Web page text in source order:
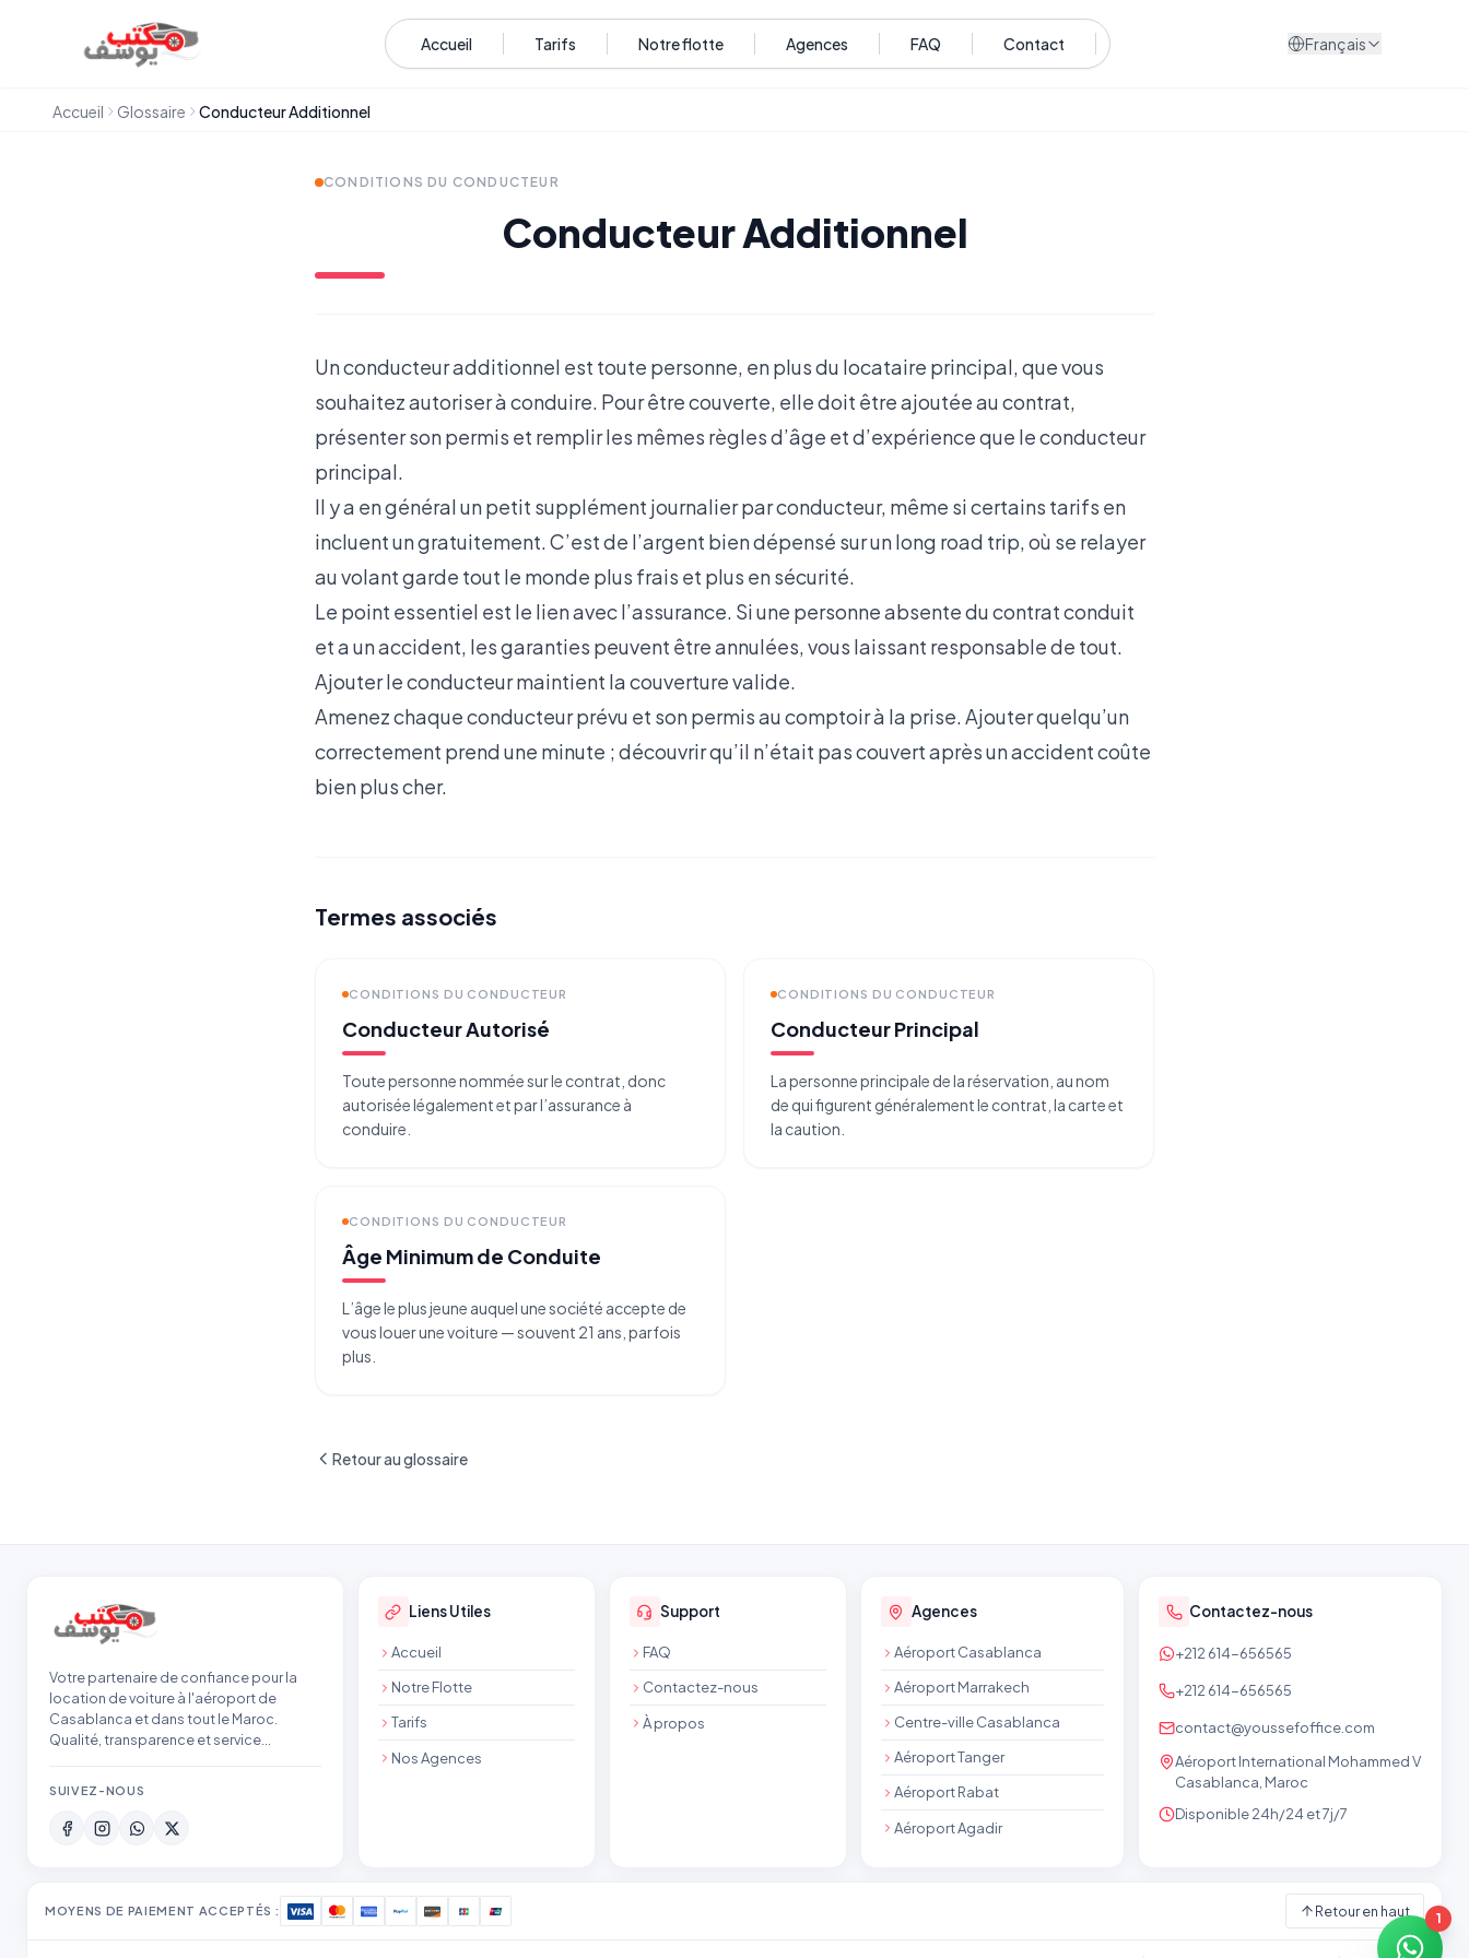
Accueil Tarifs Notre flotte Agences FAQ Contact Français
Accueil Glossaire Conducteur Additionnel
CONDITIONS DU CONDUCTEUR
Conducteur Additionnel
Un conducteur additionnel est toute personne, en plus du locataire principal, que vous
souhaitez autoriser à conduire. Pour être couverte, elle doit être ajoutée au contrat,
présenter son permis et remplir les mêmes règles d’âge et d’expérience que le conducteur
principal.
Il y a en général un petit supplément journalier par conducteur, même si certains tarifs en
incluent un gratuitement. C’est de l’argent bien dépensé sur un long road trip, où se relayer
au volant garde tout le monde plus frais et plus en sécurité.
Le point essentiel est le lien avec l’assurance. Si une personne absente du contrat conduit
et a un accident, les garanties peuvent être annulées, vous laissant responsable de tout.
Ajouter le conducteur maintient la couverture valide.
Amenez chaque conducteur prévu et son permis au comptoir à la prise. Ajouter quelqu’un
correctement prend une minute ; découvrir qu’il n’était pas couvert après un accident coûte
bien plus cher.
Termes associés
CONDITIONS DU CONDUCTEUR
Conducteur Autorisé
Toute personne nommée sur le contrat, donc
autorisée légalement et par l’assurance à
conduire.
CONDITIONS DU CONDUCTEUR
Conducteur Principal
La personne principale de la réservation, au nom
de qui figurent généralement le contrat, la carte et
la caution.
CONDITIONS DU CONDUCTEUR
Âge Minimum de Conduite
L’âge le plus jeune auquel une société accepte de
vous louer une voiture — souvent 21 ans, parfois
plus.
Retour au glossaire
Votre partenaire de confiance pour la
location de voiture à l'aéroport de
Casablanca et dans tout le Maroc.
Qualité, transparence et service
SUIVEZ-NOUS
Liens Utiles
Accueil
Notre Flotte
Tarifs
Nos Agences
Support
FAQ
Contactez-nous
À propos
Agences
Aéroport Casablanca
Aéroport Marrakech
Centre-ville Casablanca
Aéroport Tanger
Aéroport Rabat
Aéroport Agadir
Contactez-nous
+212 614-656565
+212 614-656565
contact@youssefoffice.com
Aéroport International Mohammed V
Casablanca, Maroc
Disponible 24h/24 et 7j/7
MOYENS DE PAIEMENT ACCEPTÉS : Retour en haut 1